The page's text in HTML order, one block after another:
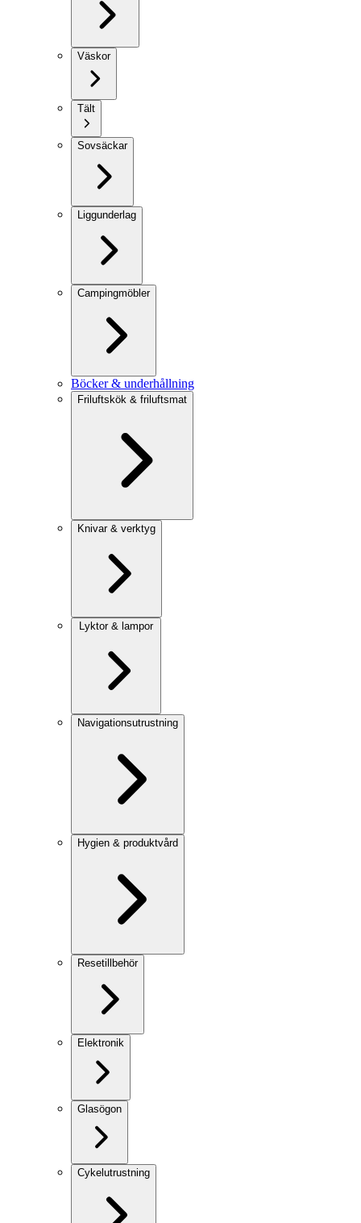
Väskor
Tält
Sovsäckar
Liggunderlag
Campingmöbler
Böcker & underhållning
Friluftskök & friluftsmat
Knivar & verktyg
Lyktor & lampor
Navigationsutrustning
Hygien & produktvård
Resetillbehör
Elektronik
Glasögon
Cykelutrustning